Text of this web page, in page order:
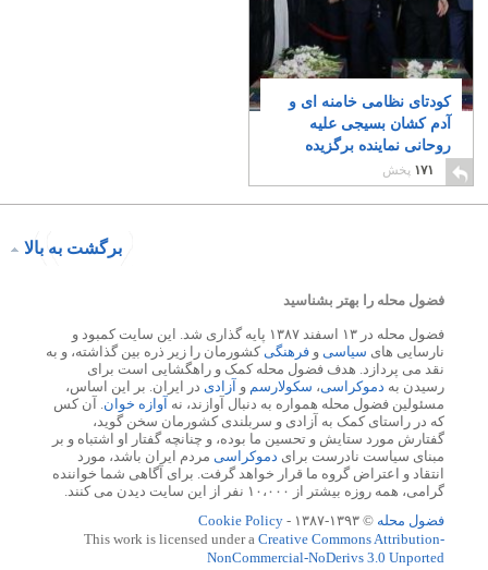
کودتای نظامی خامنه ای و
آدم کشان بسیجی علیه
روحانی نماینده برگزیده
مردم
۲ ۱۷۱ پخش
برگشت به بالا
فضول محله را بهتر بشناسید
فضول محله در ۱۳ اسفند ۱۳۸۷ پایه گذاری شد. این سایت کمبود و
نارسایی های سیاسی و فرهنگیکشورمان را زیر ذره بین گذاشته، و به
نقد می پردازد. هدف فضول محله کمک و راهگشایی است برای
رسیدن به دموکراسی، سکولارسم و آزادی در ایران. بر این اساس،
مسئولین فضول محله همواره به دنبال آوازند، نه آوازه خوان. آن کس
که در راستای کمک به آزادی و سربلندی کشورمان سخن گوید،
گفتارش مورد ستایش و تحسین ما بوده، و چنانچه گفتار او اشتباه و بر
مبنای سیاست نادرست برای دموکراسی مردم ایران باشد، مورد
انتقاد و اعتراض گروه ما قرار خواهد گرفت. برای آگاهی شما خواننده
گرامی، همه روزه بیشتر از ۱۰،۰۰۰ نفر از این سایت دیدن می کنند.
فضول محله © ۱۳۹۳-۱۳۸۷ -
Cookie Policy
This work is licensed under a Creative Commons Attribution-
NonCommercial-NoDerivs 3.0 Unported